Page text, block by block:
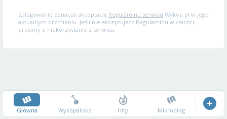
Zalogowanie oznacza akceptację Regulaminu serwisu Wykop.pl w jego
aktualnym brzmieniu. Jeśli nie akceptujesz Regulaminu w całości,
prosimy o niekorzystanie z serwisu.
Główna Wykopalisko Hity Mikroblog